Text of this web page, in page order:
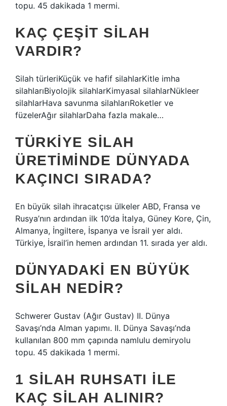
topu. 45 dakikada 1 mermi.
KAÇ ÇEŞIT SILAH
VARDIR?
Silah türleriKüçük ve hafif silahlarKitle imha
silahlarıBiyolojik silahlarKimyasal silahlarNükleer
silahlarHava savunma silahlarıRoketler ve
füzelerAğır silahlarDaha fazla makale…
TÜRKIYE SILAH
ÜRETIMINDE DÜNYADA
KAÇINCI SIRADA?
En büyük silah ihracatçısı ülkeler ABD, Fransa ve
Rusya’nın ardından ilk 10’da İtalya, Güney Kore, Çin,
Almanya, İngiltere, İspanya ve İsrail yer aldı.
Türkiye, İsrail’in hemen ardından 11. sırada yer aldı.
DÜNYADAKI EN BÜYÜK
SILAH NEDIR?
Schwerer Gustav (Ağır Gustav) II. Dünya
Savaşı’nda Alman yapımı. II. Dünya Savaşı’nda
kullanılan 800 mm çapında namlulu demiryolu
topu. 45 dakikada 1 mermi.
1 SILAH RUHSATI ILE
KAÇ SILAH ALINIR?